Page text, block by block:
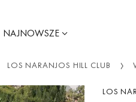
NAJNOWSZE
LOS NARANJOS HILL CLUB
LOS